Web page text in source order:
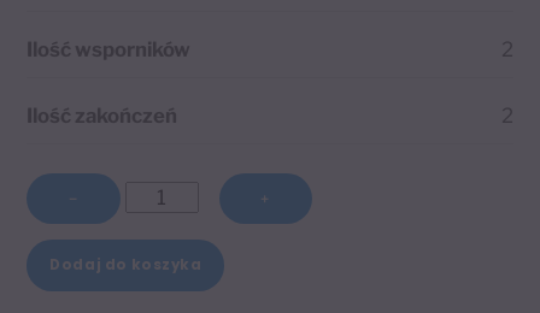
Ilość wsporników 2
Ilość zakończeń 2
−
ilość
pojedynczy
Ø16
+
Dodaj do koszyka